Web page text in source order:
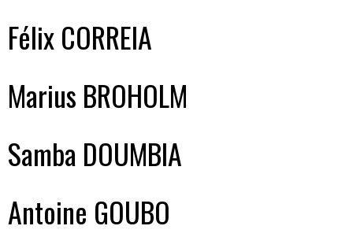
Félix CORREIA
Marius BROHOLM
Samba DOUMBIA
Antoine GOUBO